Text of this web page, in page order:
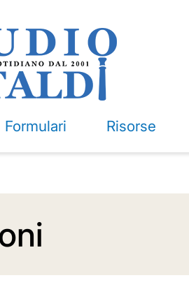
Formulari Risorse